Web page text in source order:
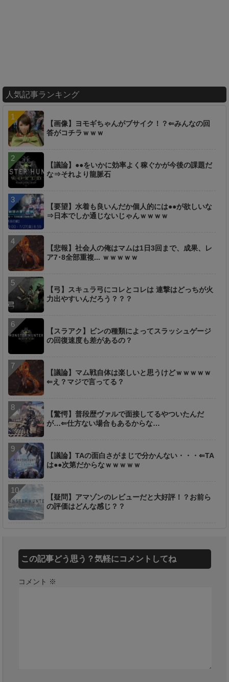
人気記事ランキング
【画像】ヨモギちゃんがブサイク！？⇐みんなの回
答がコチラｗｗｗ
【議論】●●をいかに効率よく稼ぐかが今後の課題だ
な⇒それより龍脈石
【要望】水着も良いんだか個人的には●●が欲しいな
⇒日本でしか通じないじゃんｗｗｗｗ
【悲報】社会人の俺はマムは1日3回まで、成果、レ
ア7･8全部重複... ｗｗｗｗｗ
【弓】スキュラ弓にコレとコレは 連撃はどっちが火
力出やすいんだろう？？？
【スラアク】ビンの種類によってスラッシュゲージ
の回復速度も差があるの？
【議論】マム戦自体は楽しいと思うけどｗｗｗｗｗ
⇐え？マジで言ってる？
【驚愕】普段歴ヴァルで面接してるやついたんだ
が…⇐仕方ない場合もあるからな…
【議論】TAの面白さがまじで分かんない・・・⇐TA
は●●次第だからなｗｗｗｗｗ
【疑問】アマゾンのレビューだと大好評！？お前ら
の評価はどんな感じ？？
この記事どう思う？気軽にコメントしてね
コメント ※